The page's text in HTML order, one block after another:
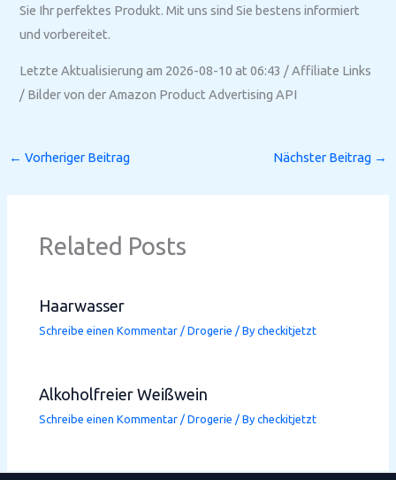
Sie Ihr perfektes Produkt. Mit uns sind Sie bestens informiert
und vorbereitet.
Letzte Aktualisierung am 2026-08-10 at 06:43 / Affiliate Links
/ Bilder von der Amazon Product Advertising API
← Vorheriger Beitrag Nächster Beitrag →
Related Posts
Haarwasser
Schreibe einen Kommentar /Drogerie / Bycheckitjetzt
Alkoholfreier Weißwein
Schreibe einen Kommentar /Drogerie / Bycheckitjetzt